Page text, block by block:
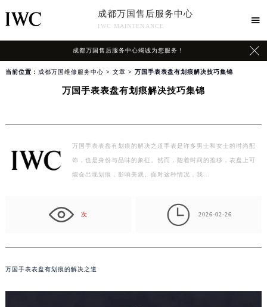
成都万国售后服务中心
IWC MAINTENANCE

成都万国售后服务中心竭诚为您服务！ 
当前位置： 成都万国维修服务中心 > 文章 > 万国手表表盘有划痕解决技巧集锦
万国手表表盘有划痕解决技巧集锦
万国手表表盘有划痕的解决之道手表是许多男士和女士的时尚配
饰，也是身份与品味的象征。然而，随着时间的推移，表盘上可
能会出现划痕，影响美观。面对这种情况，我…
次  2026-02-26
万国手表表盘有划痕的解决之道